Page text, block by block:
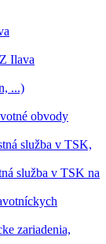
Ilava
...)
obvody
služba v TSK,
služba v TSK na
zariadenia,